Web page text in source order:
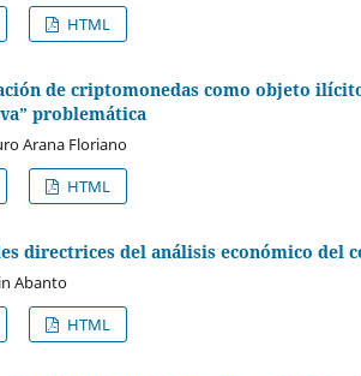
HTML
de criptomonedas como objeto
problemática
Arana Floriano
HTML
directrices del análisis económico del
Abanto
HTML